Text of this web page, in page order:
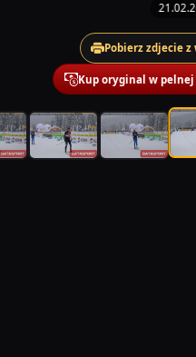
Pobierz zdjecie
Kup oryginal w pelnej